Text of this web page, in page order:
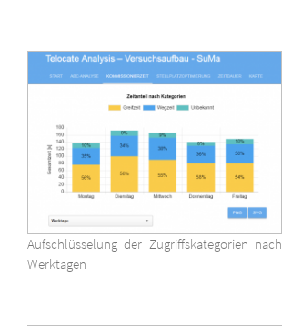
Aufschlüsselung der Zugriffskategorien nach
Werktagen